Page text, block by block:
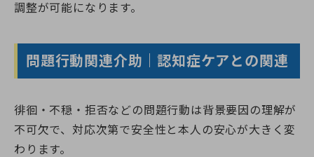
調整が可能になります。
問題行動関連介助｜認知症ケアとの関連
徘徊・不穏・拒否などの問題行動は背景要因の理解が
不可欠で、対応次第で安全性と本人の安心が大きく変
わります。